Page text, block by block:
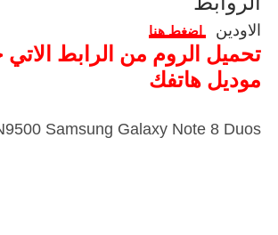
الاودين اضغط هنا
تحميل الروم من الرابط
موديل هاتفك
Samsung Galaxy Note 8 Duos